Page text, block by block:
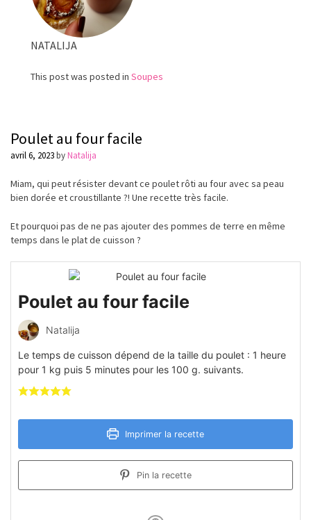
NATALIJA
This post was posted in Soupes
Poulet au four facile
avril 6, 2023byNatalija
Miam, qui peut résister devant ce poulet rôti au four avec sa peau
bien dorée et croustillante ?! Une recette très facile.
Et pourquoi pas de ne pas ajouter des pommes de terre en même
temps dans le plat de cuisson ?
Poulet au four facile
Natalija
Le temps de cuisson dépend de la taille du poulet : 1 heure
pour 1 kg puis 5 minutes pour les 100 g. suivants.
Imprimer la recette
Pin la recette